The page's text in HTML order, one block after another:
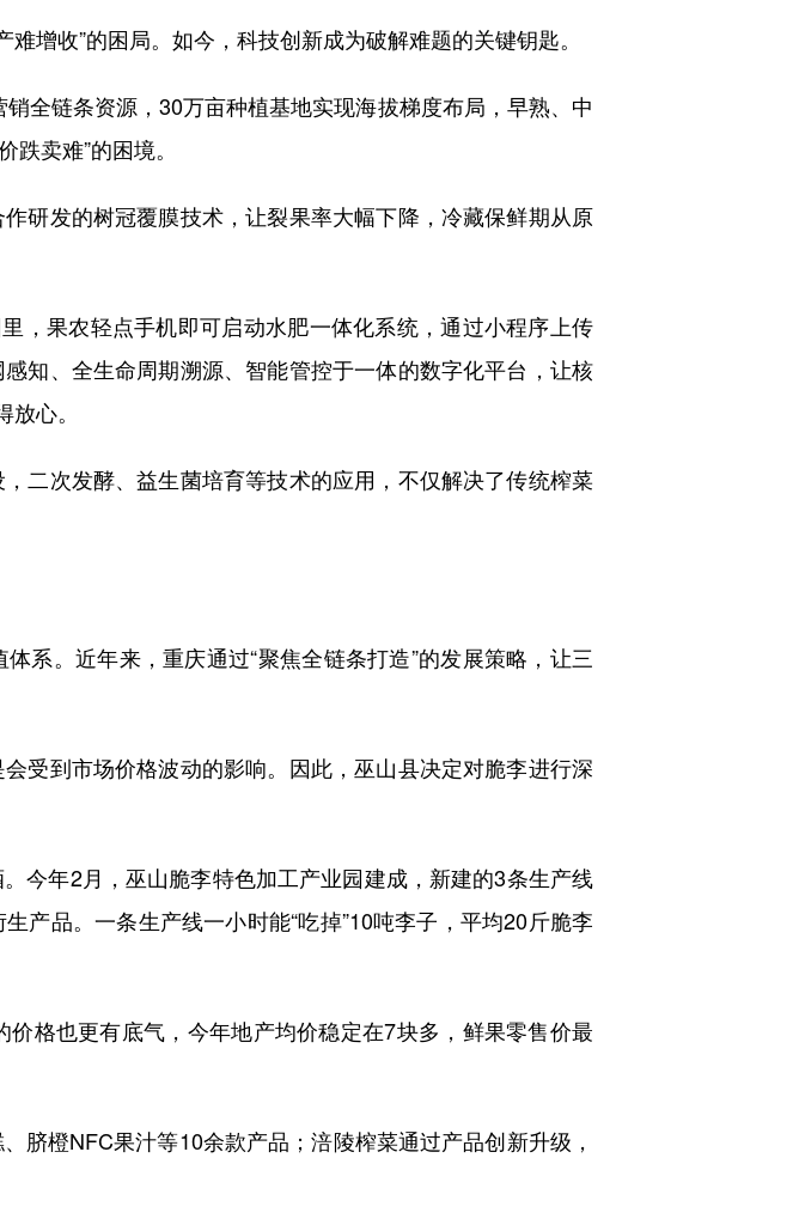
增收”的困局。如今，科技创新成为破解难题的关键钥匙。
链条资源，30万亩种植基地实现海拔梯度布局，早熟、中
卖难”的困境。
发的树冠覆膜技术，让裂果率大幅下降，冷藏保鲜期从原
果农轻点手机即可启动水肥一体化系统，通过小程序上传
知、全生命周期溯源、智能管控于一体的数字化平台，让核
心。
次发酵、益生菌培育等技术的应用，不仅解决了传统榨菜
。近年来，重庆通过“聚焦全链条打造”的发展策略，让三
到市场价格波动的影响。因此，巫山县决定对脆李进行深
年2月，巫山脆李特色加工产业园建成，新建的3条生产线
产品。一条生产线一小时能“吃掉”10吨李子，平均20斤脆李
格也更有底气，今年地产均价稳定在7块多，鲜果零售价最
橙NFC果汁等10余款产品；涪陵榨菜通过产品创新升级，